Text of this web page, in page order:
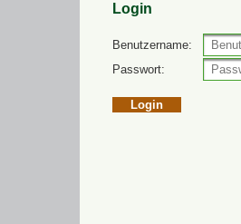
Login
Benutzername:
Passwort: